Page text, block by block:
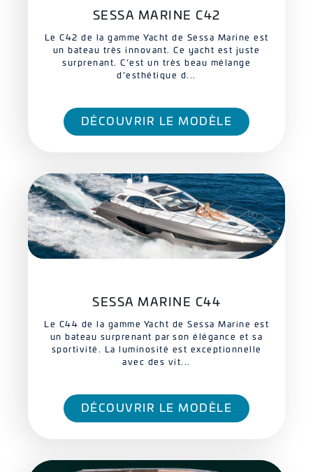
SESSA MARINE C42
Le C42 de la gamme Yacht de Sessa Marine est
un bateau très innovant. Ce yacht est juste
surprenant. C’est un très beau mélange
d’esthétique d...
DÉCOUVRIR LE MODÈLE
SESSA MARINE C44
Le C44 de la gamme Yacht de Sessa Marine est
un bateau surprenant par son élégance et sa
sportivité. La luminosité est exceptionnelle
avec des vit...
DÉCOUVRIR LE MODÈLE